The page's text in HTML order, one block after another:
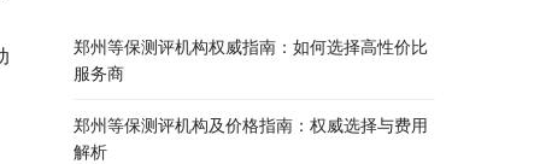
郑州等保测评机构权威指南：如何选择高性价比
服务商
郑州等保测评机构及价格指南：权威选择与费用
解析